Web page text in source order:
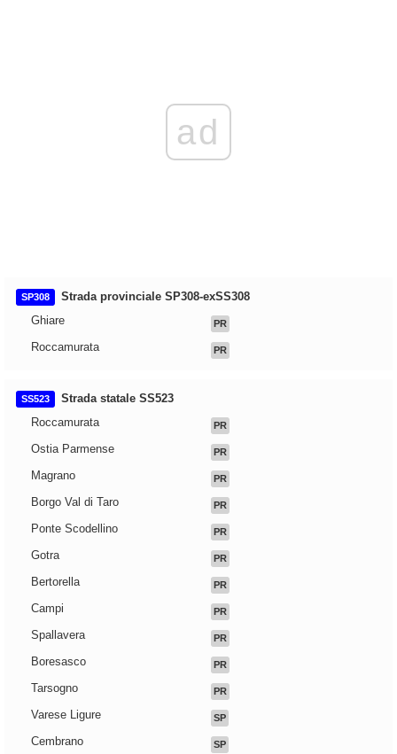
ad
SP308
Strada provinciale SP308-exSS308
Ghiare
PR
Roccamurata PR
SS523
Strada statale SS523
Roccamurata
PR
Ostia Parmense PR
Magrano PR
Borgo Val di Taro PR
Ponte Scodellino PR
Gotra PR
Bertorella PR
Campi PR
Spallavera PR
Boresasco PR
Tarsogno PR
Varese Ligure SP
Cembrano SP